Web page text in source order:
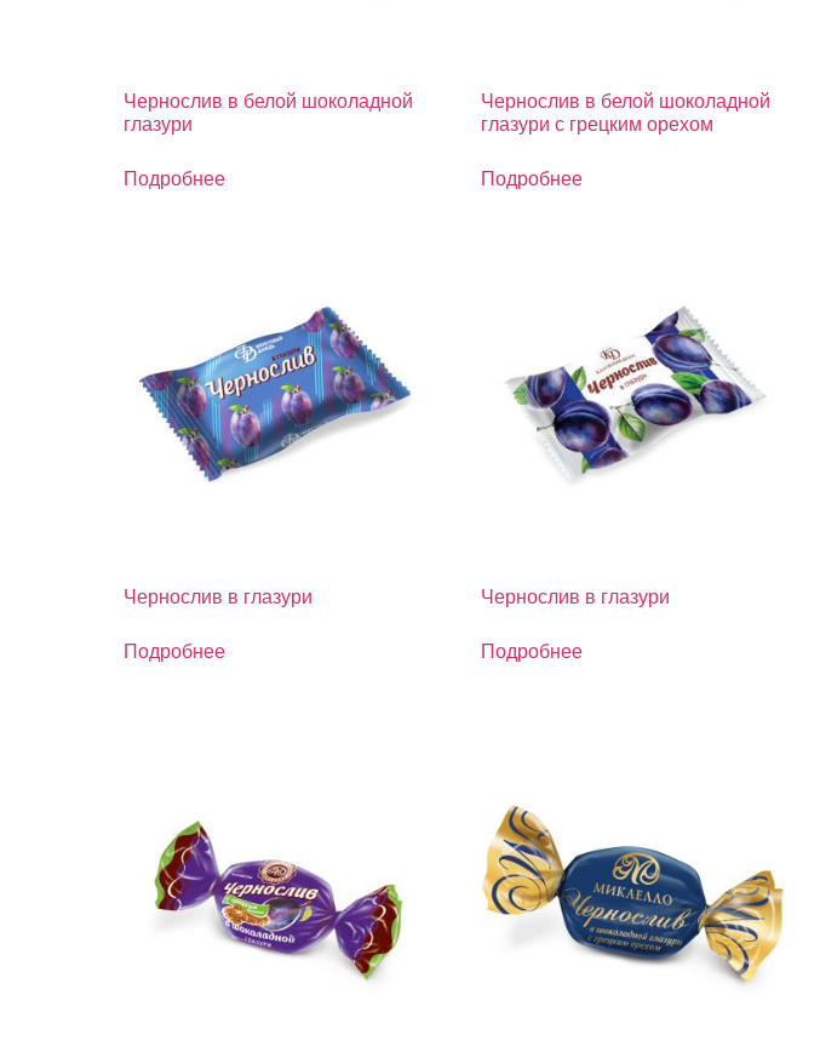
Чернослив в белой шоколадной
глазури
Подробнее
Чернослив в белой шоколадной
глазури с грецким орехом
Подробнее
Чернослив в глазури
Подробнее
Чернослив в глазури
Подробнее